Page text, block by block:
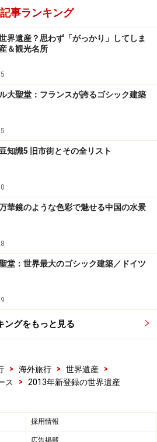
以上存在するといわれる浅間神社
山口登山道、須山口登山道、須走
山道
宮浅間大社、北口本宮富士浅間
社、村山浅間神社、須山浅間神
河口浅間神社、富士御室浅間神
住宅、小佐野家住宅)
精進湖、本栖湖、山中湖、河口
、お釜池、底抜池、銚子池、湧
蒲池）
樹型、吉田胎内樹型、人穴富士
象と芸術の源泉／日本
載勧告を受けていた「武家の古
事ランキング
界遺産？思わず「がっかり」してしま
＆観光名所
大聖堂：フランスが誇るゴシック建築
知識5 旧市街とその全リスト
華鏡のような色彩で魅せる中国の水景
堂：世界最大のゴシック建築／ドイツ
ングをもっと見る
> 海外旅行 > 世界遺産
>
ス
> 2013年新登録の世界遺産
採用情報